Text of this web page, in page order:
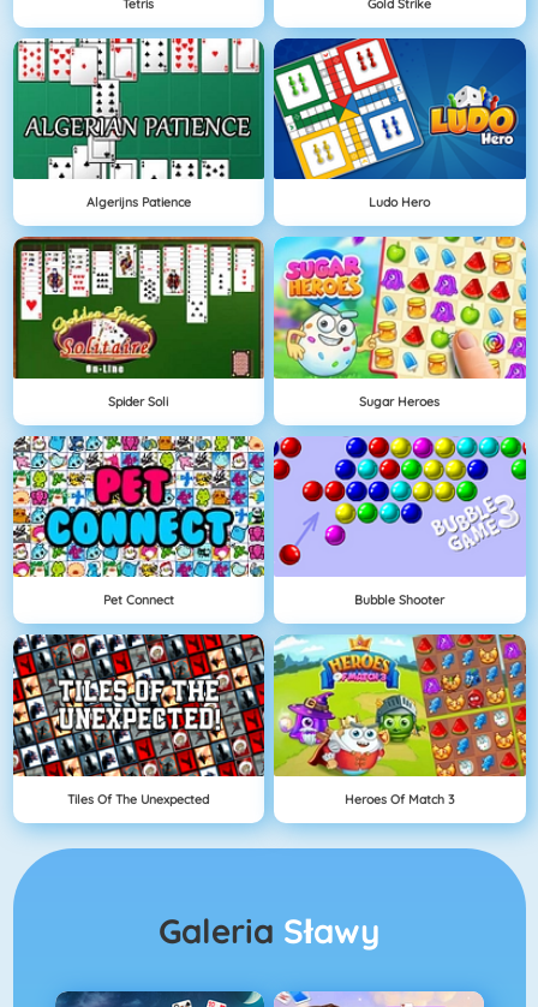
Algerijns Patience Ludo Hero
Spider Soli Sugar Heroes
Pet Connect Bubble Shooter
Tiles Of The Unexpected Heroes Of Match 3
Galeria Sławy